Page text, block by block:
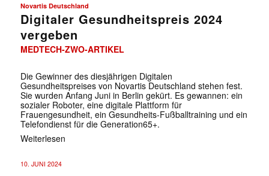
Novartis Deutschland
Digitaler Gesundheitspreis 2024
vergeben
MEDTECH-ZWO-ARTIKEL
Die Gewinner des diesjährigen Digitalen
Gesundheitspreises von Novartis Deutschland stehen fest.
Sie wurden Anfang Juni in Berlin gekürt. Es gewannen: ein
sozialer Roboter, eine digitale Plattform für
Frauengesundheit, ein Gesundheits-Fußballtraining und ein
Telefondienst für die Generation65+.
Weiterlesen
10. JUNI 2024